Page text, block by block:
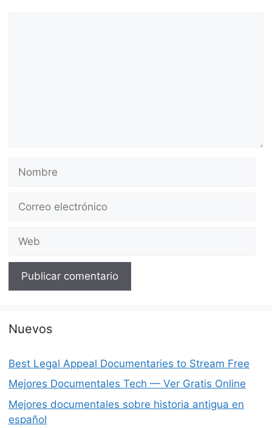
electrónico
Nuevos
Best Legal Appeal Documentaries to Stream Free
Mejores Documentales Tech — Ver Gratis Online
Mejores documentales sobre historia antigua en
español